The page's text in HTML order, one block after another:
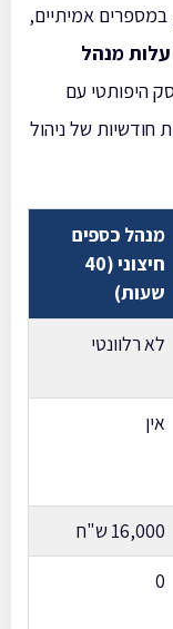
במספרים אמיתיים,
עלות מנהל
היפותטי עם
מיליון שקל שצריך כ-40 שעות חודשיות של ניהול
מנהל כספים
חיצוני (40
שעות)
לא רלוונטי
אין
16,000 ש"ח
0